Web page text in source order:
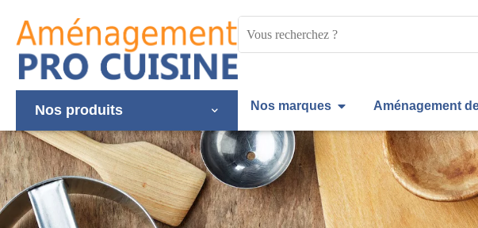
Nos produits Nos marques Aménagement